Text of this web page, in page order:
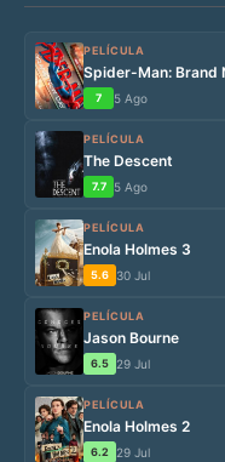
PELÍCULA
Spider-Man: Brand
7 5 Ago
PELÍCULA
The Descent
7.7 5 Ago
PELÍCULA
Enola Holmes 3
5.6 30 Jul
PELÍCULA
Jason Bourne
6.5 29 Jul
PELÍCULA
Enola Holmes 2
6.2 29 Jul